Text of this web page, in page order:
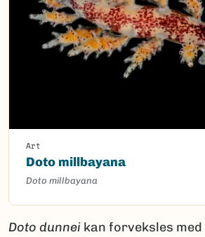
Art
Doto millbayana
Doto millbayana
Doto dunnei kan forveksles med